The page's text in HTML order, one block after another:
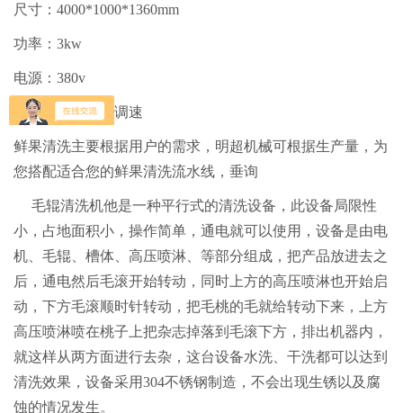
尺寸：4000*1000*1360mm
功率：3kw
电源：380v
运行速度：无极调速
鲜果清洗主要根据用户的需求，明超机械可根据生产量，为
您搭配适合您的鲜果清洗流水线，垂询
毛辊清洗机他是一种平行式的清洗设备，此设备局限性
小，占地面积小，操作简单，通电就可以使用，设备是由电
机、毛辊、槽体、高压喷淋、等部分组成，把产品放进去之
后，通电然后毛滚开始转动，同时上方的高压喷淋也开始启
动，下方毛滚顺时针转动，把毛桃的毛就给转动下来，上方
高压喷淋喷在桃子上把杂志掉落到毛滚下方，排出机器内，
就这样从两方面进行去杂，这台设备水洗、干洗都可以达到
清洗效果，设备采用304不锈钢制造，不会出现生锈以及腐
蚀的情况发生。